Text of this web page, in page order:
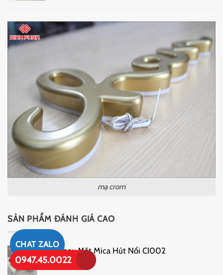
mạ crom
SẢN PHẨM ĐÁNH GIÁ CAO
Chữ Inox Mặt Mica Hút Nổi CI002
1₫
CHAT ZALO
0947.45.0022